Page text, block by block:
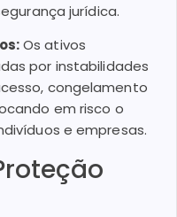
jurídica.
Os ativos
por instabilidades
congelamento
em risco o
e empresas.